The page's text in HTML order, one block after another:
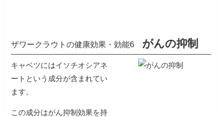
ザワークラウトの健康効果・効能6 がんの抑制
キャベツにはイソチオシアネ
ートという成分が含まれてい
ます。
この成分はがん抑制効果を持